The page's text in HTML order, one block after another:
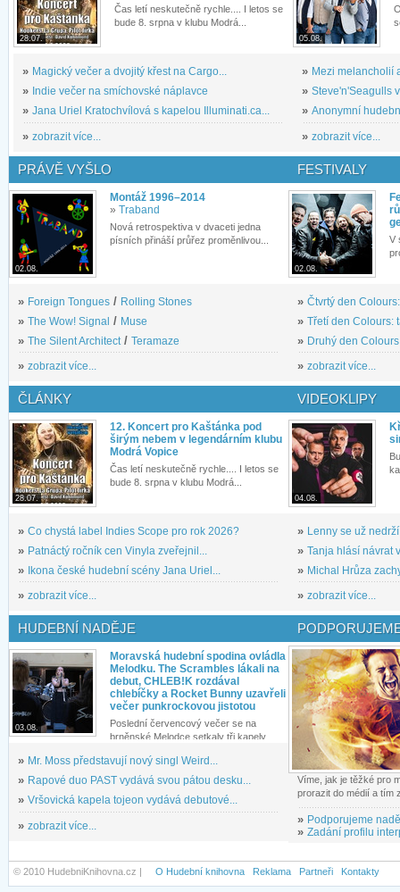
28.07.
Čas letí neskutečně rychle.... I letos se
bude 8. srpna v klubu Modrá...
» Magický večer a dvojitý křest na Cargo...
» Indie večer na smíchovské náplavce
» Jana Uriel Kratochvílová s kapelou Illuminati.ca...
» zobrazit více...
05.08.
» Mezi melancholií
» Steve'n'Seagulls
» Anonymní
» zobrazit více...
PRÁVĚ VYŠLO
02.08.
Montáž 1996–2014
» Traband
Nová retrospektiva v dvaceti jedna
písních přináší průřez proměnlivou...
» Foreign Tongues / Rolling Stones
» The Wow! Signal / Muse
» The Silent Architect / Teramaze
» zobrazit více...
FESTIVALY
02.08.
V
» Čtvrtý den
» Třetí den Colours:
» Druhý den
» zobrazit více...
ČLÁNKY
28.07.
12. Koncert pro Kaštánka pod
širým nebem v legendárním klubu
Modrá Vopice
Čas letí neskutečně rychle.... I letos se
bude 8. srpna v klubu Modrá...
» Co chystá label Indies Scope pro rok 2026?
» Patnáctý ročník cen Vinyla zveřejnil...
»
Ikona české hudební scény Jana Uriel...
» zobrazit více...
VIDEOKLIPY
04.08.
» Lenny se už
» Tanja hlásí návrat
» Michal Hrůza
» zobrazit více...
HUDEBNÍ NADĚJE
03.08.
Moravská hudební spodina ovládla
Melodku. The Scrambles lákali na
debut, CHLEB!K rozdával
chlebíčky a Rocket Bunny uzavřeli
večer punkrockovou jistotou
Poslední červencový večer se na
brněnské Melodce setkaly tři kapely...
» Mr. Moss představují nový singl Weird...
» Rapové duo PAST vydává svou pátou desku...
» Vršovická kapela tojeon vydává debutové...
» zobrazit více...
Víme, jak je těžké pro
prorazit do médií a tím
» Podporujeme
» Zadání profilu
© 2010 HudebniKnihovna.cz | O Hudební knihovna Reklama Partneři Kontakty